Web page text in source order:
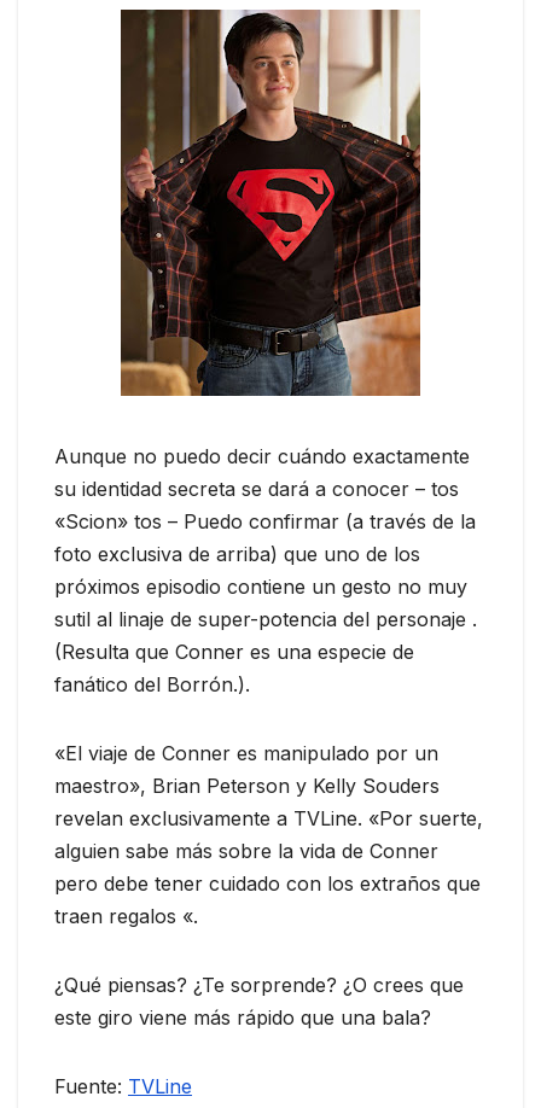
Aunque no puedo decir cuándo exactamente
su identidad secreta se dará a conocer – tos
«Scion» tos – Puedo confirmar (a través de la
foto exclusiva de arriba) que uno de los
próximos episodio contiene un gesto no muy
sutil al linaje de super-potencia del personaje .
(Resulta que Conner es una especie de
fanático del Borrón.).
«El viaje de Conner es manipulado por un
maestro», Brian Peterson y Kelly Souders
revelan exclusivamente a TVLine. «Por suerte,
alguien sabe más sobre la vida de Conner
pero debe tener cuidado con los extraños que
traen regalos «.
¿Qué piensas? ¿Te sorprende? ¿O crees que
este giro viene más rápido que una bala?
Fuente: TVLine